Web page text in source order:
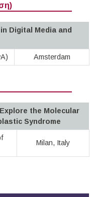
Digital Media and
Amsterdam
the Molecular
Syndrome
Milan, Italy